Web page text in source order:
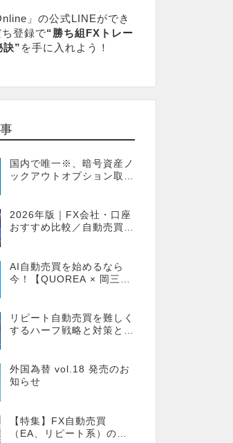
」の公式LINEができ
登録で“勝ち組FXトレー
訣” を手に入れよう！
国内で唯一※、暗号資産ノ
ックアウトオプション取引
プション［FXTF］
2026年版｜FX会社・口座
おすすめ比較／自動売買・
AI自動売買を始めるなら
今！【QUOREA × 岡三オ
リピート自動売買を難しく
するハーフ戦略と対策とし
外国為替 vol.18 発売のお
知らせ
【特集】FX自動売買
（EA、リピート系）の